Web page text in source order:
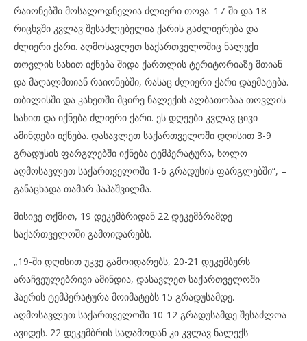
რაიონებში მოსალოდნელია ძლიერი თოვა. 17-ში და 18
რიცხვში კვლავ შესაძლებელია ქარის გაძლიერება და
ძლიერი ქარი. აღმოსავლეთ საქართველოშიც ნალექი
თოვლის სახით იქნება შიდა ქართლის ტერიტორიაზე მთიან
და მაღალმთიან რაიონებში, რასაც ძლიერი ქარი დაემატება.
თბილისში და კახეთში მცირე ნალექის ალბათობაა თოვლის
სახით და იქნება ძლიერი ქარი. ეს დღეები კვლავ ცივი
ამინდები იქნება. დასავლეთ საქართველოში დღისით 3-9
გრადუსის ფარგლებში იქნება ტემპერატურა, ხოლო
აღმოსავლეთ საქართველოში 1-6 გრადუსის ფარგლებში“, –
განაცხადა თამარ პაპაშვილმა.
მისივე თქმით, 19 დეკემბრიდან 22 დეკემბრამდე
საქართველოში გამოიდარებს.
„19-ში დღისით უკვე გამოიდარებს, 20-21 დეკემბერს
არაჩვეულებრივი ამინდია, დასავლეთ საქართველოში
ჰაერის ტემპერატურა მოიმატებს 15 გრადუსამდე.
აღმოსავლეთ საქართველოში 10-12 გრადუსამდე შესაძლოა
ავიდეს. 22 დეკემბრის საღამოდან კი კვლავ ნალექს